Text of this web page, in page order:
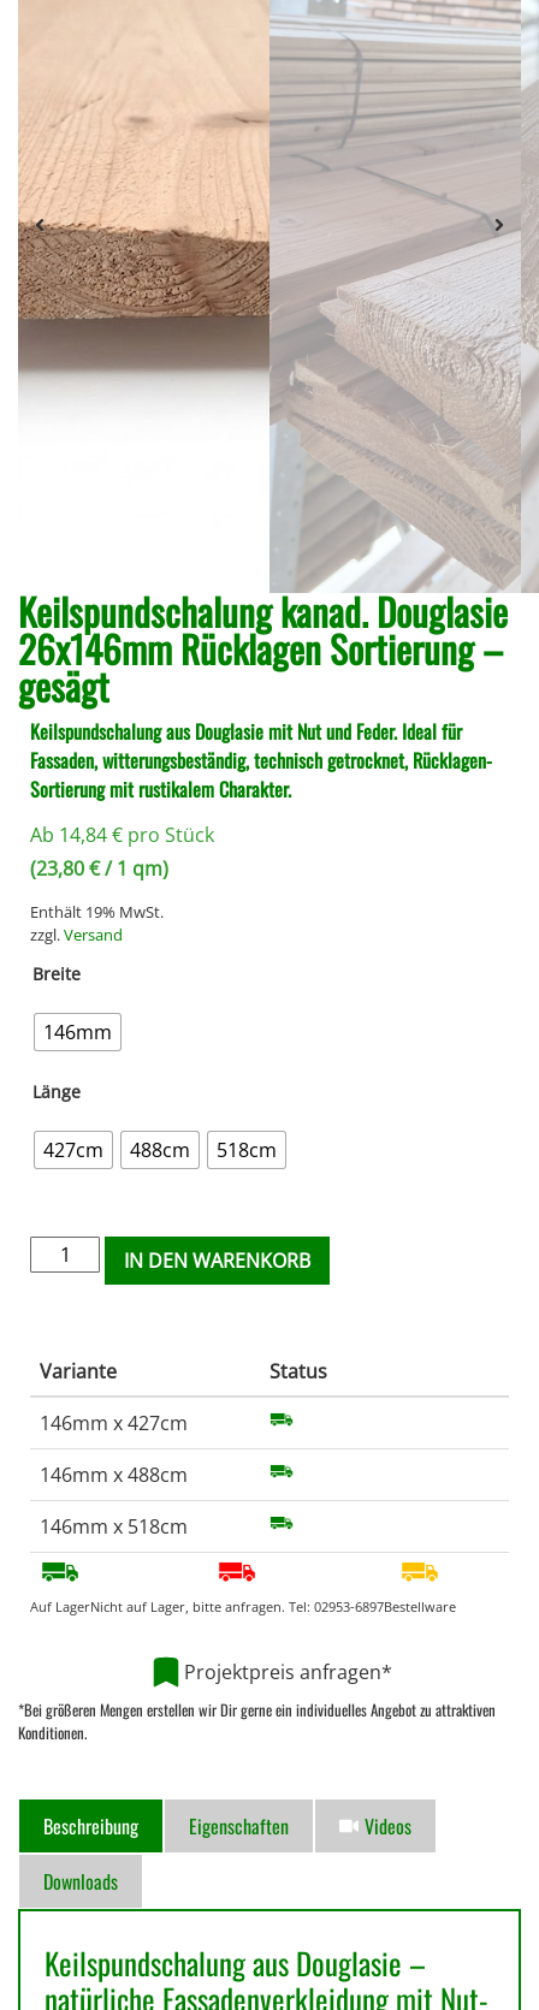
Keilspundschalung kanad. Douglasie
26x146mm Rücklagen Sortierung –
gesägt
Keilspundschalung aus Douglasie mit Nut und Feder. Ideal für
Fassaden, witterungsbeständig, technisch getrocknet, Rücklagen-
Sortierung mit rustikalem Charakter.
Ab 14,84€ pro Stück
(23,80€/ 1 qm)
Enthält 19% MwSt.
zzgl.Versand
Breite
146mm
Länge
427cm 488cm 518cm
IN DEN WARENKORB
Variante
Status
146mm x 427cm
146mm x 488cm
146mm x 518cm
Auf LagerNicht auf Lager, bitte anfragen. Tel: 02953-6897Bestellware
Projektpreis anfragen*
*Bei größeren Mengen erstellen wir Dir gerne ein individuelles Angebot zu attraktiven
Konditionen.
Beschreibung Eigenschaften
Videos
Downloads
Keilspundschalung aus Douglasie –
natürliche Fassadenverkleidung mit Nut-